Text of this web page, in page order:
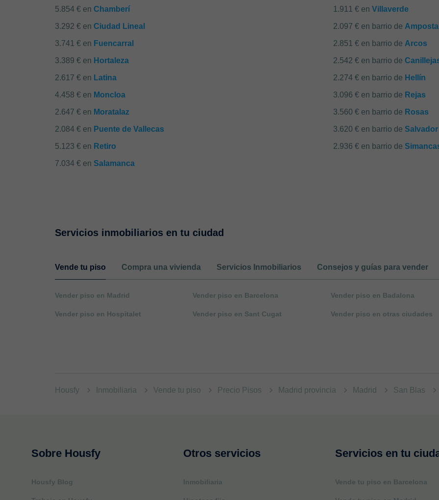
5.854 € en Chamberí
3.292 € en Ciudad Lineal
3.741 € en Fuencarral
3.389 € en Hortaleza
2.617 € en Latina
4.458 € en Moncloa
2.647 € en Moratalaz
2.084 € en Puente de Vallecas
5.123 € en Retiro
7.034 € en Salamanca
1.911 € en Villaverde
2.097 € en barrio de Amposta
2.851 € en barrio de Arcos
2.542 € en barrio de
2.274 € en barrio de Hellín
3.096 € en barrio de Rejas
3.560 € en barrio de Rosas
3.620 € en barrio de Salvador
2.936 € en barrio de
Servicios inmobiliarios en tu ciudad
Vende tu piso Compra una vivienda Servicios Inmobiliarios Consejos y guías para vender
Vender piso en Madrid Vender piso en Barcelona Vender piso en Badalona
Vender piso en Hospitalet Vender piso en Sant Cugat Vender piso en otras ciudades
Housfy Inmobiliaria Vende tu piso Precio Pisos Madrid provincia Madrid San Blas
Sobre Housfy
Housfy Blog
Otros servicios
Inmobiliaria
Servicios en tu
Vende tu piso en Barcelona